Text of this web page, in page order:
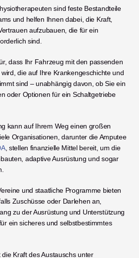
sind feste Bestandteile
und helfen Ihnen dabei, die Kraft,
aufzubauen, die für ein
sind.
dass Ihr Fahrzeug mit den passenden
die auf Ihre Krankengeschichte und
sind – unabhängig davon, ob Sie ein
oder Optionen für ein Schaltgetriebe
kann auf Ihrem Weg einen großen
Organisationen, darunter die Amputee
, stellen finanzielle Mittel bereit, um die
adaptive Ausrüstung und sogar
und staatliche Programme bieten
Zuschüsse oder Darlehen an,
zu der Ausrüstung und Unterstützung
ein sicheres und selbstbestimmtes
Kraft des Austauschs unter